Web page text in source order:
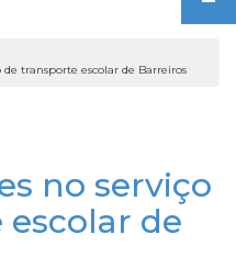
transporte escolar de Barreiros
no serviço
de